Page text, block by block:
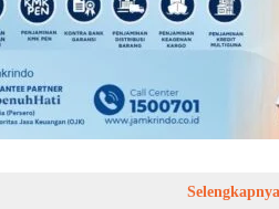
Selengkapnya